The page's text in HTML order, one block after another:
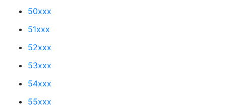
50xxx
51xxx
52xxx
53xxx
54xxx
55xxx